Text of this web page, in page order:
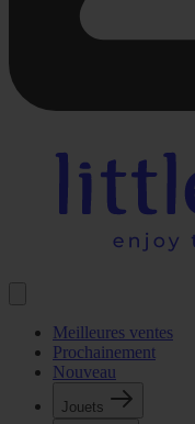
Meilleures ventes
Prochainement
Nouveau
Jouets